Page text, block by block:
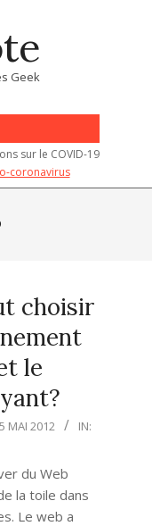
Geek
sur le COVID-19
coronavirus
choisir
le
5 MAI 2012
IN:
du Web
la toile dans
Le web a